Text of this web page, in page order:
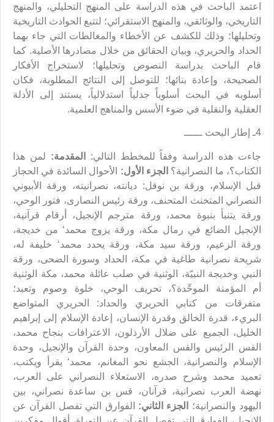
اعتمد الباحث في هذه الدراسة على المنهج التحليلي، والمنهج
التاريخي، والوثائقي، والمنهج الاستقرائي؛ لتتبع الحوادث التاريخية
وتحليلها؛ وذلك للكشف عن الأخطاء والمغالطات التي جاء بهما
الحداد والحريري، وبيان الحقائق من خلال مصادرها الأصلية. كما
قام الباحث بدراسة النصوص وتحليلها؛ لاستخراج الأفكار
الصحيحة، وإعادة بنائها؛ للتوصل إلى النتائج المطلوبة، فكان
أسلوبه في البحث أسلوباً جدلياً استدلالياً، يستند إلى الأدلة
العقلية والنقلية في ضوء الأسس والمناهج العلمية.
4ـ إطار البحث ــــــ
جاءت هذه الدراسة وفقاً للمخطط التالي: المقدمة: لمن هذا
الكتاب؟، ما النصرانية؟ الجزء الأول: الأحوال السائدة في الحجاز
قبل الإسلام، ورقة بن نوفل: ديانته، نصرانيته، ورقة الأبيوني
النصراني المتخنث المتحنف، ورقة رئيس النصارى، فتور الوحي،
ورقة يتنبأ بنبوة محمد، ورقة مترجم الإنجيل، أرقام قرآنية،
الإنجيل الضائع في رمال مكة، ورقة يزوج محمد‘ من خديجة،
ورقة الزعيم، ورقة سيد مكة، ورقة يحدد محمد‘ خليفة له،
شريحة نصرانية طاغية في مكة، الحداد وسورة الضحى، ورقة
النبي وخديجة النبيّة، الوثنية في صلب عائلة محمد، مكة الوثنية
أم المؤمنة الموحِّدة؟، تحريف الوحي، خلوة وصوم وتعبد؛
متفرقات من كتابي الحريري والحداد: الحريري المتواضع
البريء، قدرة الخالق وقدرة الإنسان، إعادة الإسلام إلى إبراهيم
الخليل، الجميع على ضلال الأرذلون، الاعترافات بنجاح محمد،
القس الرئيس والقس المعاون، وحدة القرآن والإنجيل، وحدة
الإسلام والنصرانية، الجشع نحو المغانم، محمد‘ يقرأ ويكتب،
تعميد محمد وشرح صدره، الاستعلاء النصراني على العرب،
نهضة العرب نصرانية، قرآنان، قس بن ساعدة نصراني، بين
اليهود والنصرانية؛
الجزء الثاني: الفوارق التي تفصل القرآن عن